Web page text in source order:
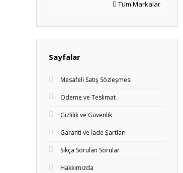
Tüm Markalar
Sayfalar
Mesafeli Satış Sözleşmesi
Ödeme ve Teslimat
Gizlilik ve Güvenlik
Garanti ve İade Şartları
Sıkça Sorulan Sorular
Hakkımızda